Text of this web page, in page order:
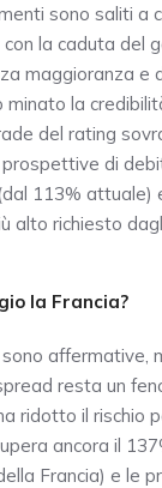
sono saliti a
la caduta del
maggioranza e
minato la
del rating
di
113% attuale)
alto richiesto
la Francia?
affermative,
resta un
ridotto il rischio
ancora il
Francia) e le